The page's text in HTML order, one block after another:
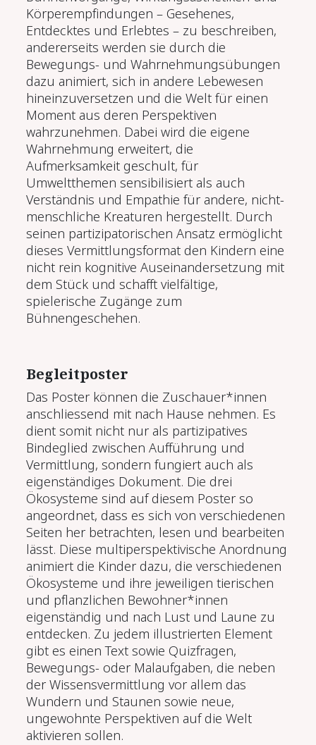
Körperempfindungen – Gesehenes,
Entdecktes und Erlebtes – zu beschreiben,
andererseits werden sie durch die
Bewegungs- und Wahrnehmungsübungen
dazu animiert, sich in andere Lebewesen
hineinzuversetzen und die Welt für einen
Moment aus deren Perspektiven
wahrzunehmen. Dabei wird die eigene
Wahrnehmung erweitert, die
Aufmerksamkeit geschult, für
Umweltthemen sensibilisiert als auch
Verständnis und Empathie für andere, nicht-
menschliche Kreaturen hergestellt. Durch
seinen partizipatorischen Ansatz ermöglicht
dieses Vermittlungsformat den Kindern eine
nicht rein kognitive Auseinandersetzung mit
dem Stück und schafft vielfältige,
spielerische Zugänge zum
Bühnengeschehen.
Begleitposter
Das Poster können die Zuschauer*innen
anschliessend mit nach Hause nehmen. Es
dient somit nicht nur als partizipatives
Bindeglied zwischen Aufführung und
Vermittlung, sondern fungiert auch als
eigenständiges Dokument. Die drei
Ökosysteme sind auf diesem Poster so
angeordnet, dass es sich von verschiedenen
Seiten her betrachten, lesen und bearbeiten
lässt. Diese multiperspektivische Anordnung
animiert die Kinder dazu, die verschiedenen
Ökosysteme und ihre jeweiligen tierischen
und pflanzlichen Bewohner*innen
eigenständig und nach Lust und Laune zu
entdecken. Zu jedem illustrierten Element
gibt es einen Text sowie Quizfragen,
Bewegungs- oder Malaufgaben, die neben
der Wissensvermittlung vor allem das
Wundern und Staunen sowie neue,
ungewohnte Perspektiven auf die Welt
aktivieren sollen.